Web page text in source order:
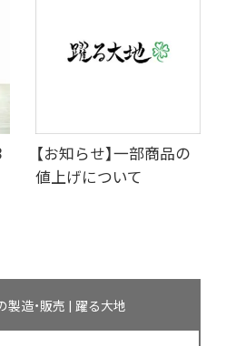
【お知らせ】一部商品の
値上げについて
製造・販売 | 躍る大地